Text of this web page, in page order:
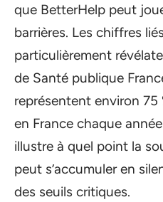
que BetterHelp peut
barrières. Les chiffres
particulièrement
de Santé publique
représentent environ 75
en France chaque
illustre à quel point la
peut s’accumuler en
des seuils critiques.